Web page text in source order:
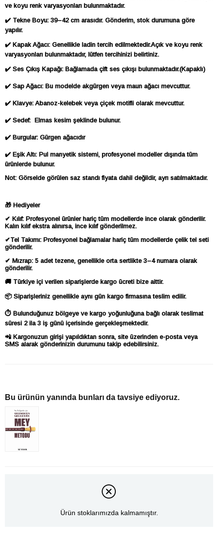
ve koyu renk varyasyonları bulunmaktadır.
✔️ Tekne Boyu: 39–42 cm arasıdır. Gönderim, stok durumuna göre
yapılır.
✔️ Kapak Ağacı: Genellikle ladin tercih edilmektedir.Açık ve koyu renk
varyasyonları bulunmaktadır, lütfen tercihinizi belirtiniz.
✔️ Ses Çıkış Kapağı: Bağlamada çift ses çıkışı bulunmaktadır.(Kapaklı)
✔️ Sap Ağacı: Bu modelde akgürgen veya maun ağacı mevcuttur.
✔️ Klavye: Abanoz-kelebek veya çiçek motifli olarak mevcuttur.
✔️ Sedef: Elmas kesim şeklinde bulunur.
✔️ Burgular: Gürgen ağacıdır
✔️ Eşik Altı: Pul manyetik sistemi, profesyonel modeller dışında tüm
ürünlerde bulunur.
Not: Görselde görülen saz standı fiyata dahil değildir, ayrı satılmaktadır.
🎁 Hediyeler
✔ Kılıf: Profesyonel ürünler hariç tüm modellerde ince olarak gönderilir.
Kalın kılıf ekstra alınırsa, ince kılıf gönderilmez.
✔Tel Takımı: Profesyonel bağlamalar hariç tüm modellerde çelik tel seti
gönderilir.
✔ Mızrap: 5 adet tezene, genellikle orta sertlikte 3–4 numara olarak
gönderilir.
🚚 Türkiye içi verilen siparişlerde kargo ücreti bize aittir.
📦 Siparişleriniz genellikle aynı gün kargo firmasına teslim edilir.
⏱ Bulunduğunuz bölgeye ve kargo yoğunluğuna bağlı olarak teslimat
süresi 2 ila 3 iş günü içerisinde gerçekleşmektedir.
📲 Kargonuzun girişi yapıldıktan sonra, site üzerinden e-posta veya
SMS alarak gönderinizin durumunu takip edebilirsiniz.
Bu ürünün yanında bunları da tavsiye ediyoruz.
Ürün stoklarımızda kalmamıştır.